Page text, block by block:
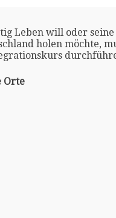
Leben will oder seine
holen möchte,
Orte